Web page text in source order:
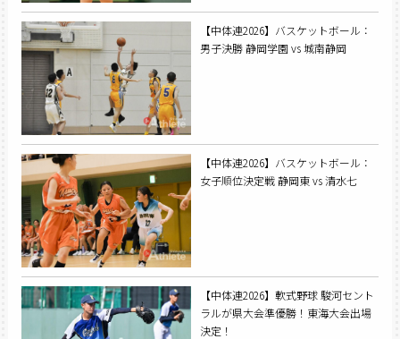
【中体連2026】バスケットボール：
男子決勝 静岡学園 vs 城南静岡
【中体連2026】バスケットボール：
女子順位決定戦 静岡東 vs 清水七
【中体連2026】軟式野球 駿河セント
ラルが県大会準優勝！東海大会出場
決定！